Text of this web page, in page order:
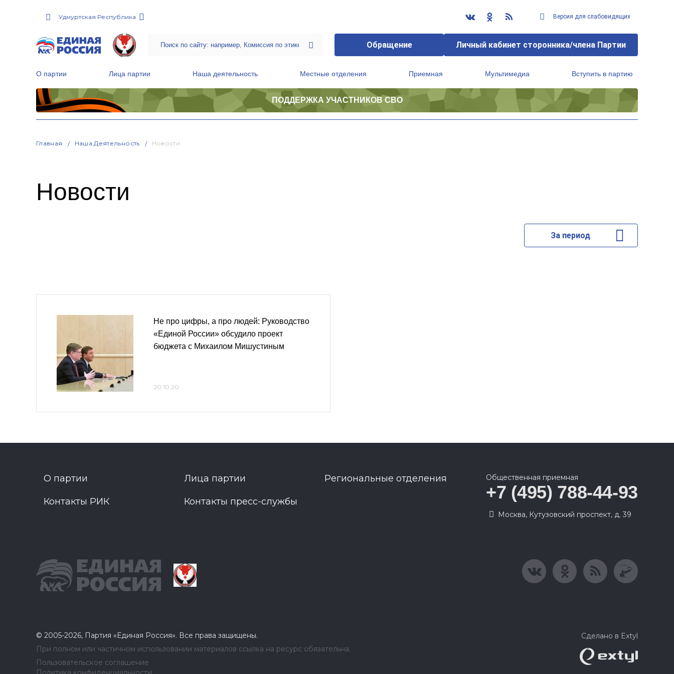
Удмуртская Республика Версия для слабовидящих
Обращение Личный кабинет сторонника/члена Партии
О партии Лица партии Наша деятельность Местные отделения Приемная Мультимедиа Вступить в партию
ПОДДЕРЖКА УЧАСТНИКОВ СВО
Главная Наша Деятельность Новости
Новости
За период
Не про цифры, а про людей: Руководство
«Единой России» обсудило проект
бюджета с Михаилом Мишустиным
20.10.20
О партии Лица партии Региональные отделения
Контакты РИК Контакты пресс-службы
Общественная приемная
+7 (495) 788-44-93
Москва, Кутузовский проспект, д. 39
© 2005-2026, Партия «Единая Россия». Все права защищены.
При полном или частичном использовании материалов ссылка на ресурс обязательна.
Пользовательское соглашение
Сделано в Extyl